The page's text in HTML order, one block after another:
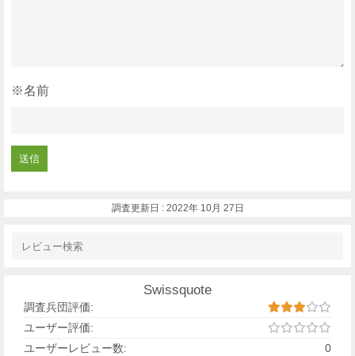
※名前
調査更新日 : 2022年 10月 27日
Swissquote
調査兵団評価:
ユーザー評価:
ユーザーレビュー数:
0